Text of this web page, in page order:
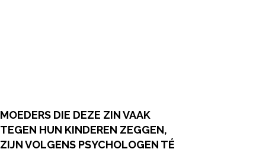
MOEDERS DIE DEZE ZIN VAAK
TEGEN HUN KINDEREN ZEGGEN,
ZIJN VOLGENS PSYCHOLOGEN TÉ